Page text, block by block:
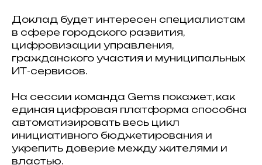
Доклад будет интересен специалистам
в сфере городского развития,
цифровизации управления,
гражданского участия и муниципальных
ИТ-сервисов.
На сессии команда Gems покажет, как
единая цифровая платформа способна
автоматизировать весь цикл
инициативного бюджетирования и
укрепить доверие между жителями и
властью.